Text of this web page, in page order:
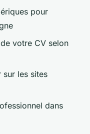
pour
votre CV selon
les sites
dans